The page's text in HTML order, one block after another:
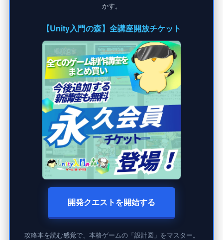
かす。
【Unity入門の森】全講座開放チケット
開発クエストを開始する
攻略本を読む感覚で、本格ゲームの「設計図」をマスター。